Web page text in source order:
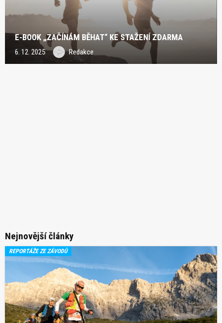
E-BOOK „ZAČÍNÁM BĚHAT“ KE STAŽENÍ ZDARMA
6. 12. 2025 Redakce
Nejnovější články
REPORTÁŽE ZE ZÁVODŮ